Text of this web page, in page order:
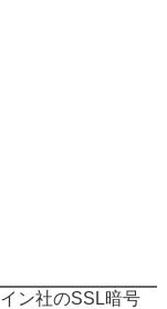
ン社のSSL暗号